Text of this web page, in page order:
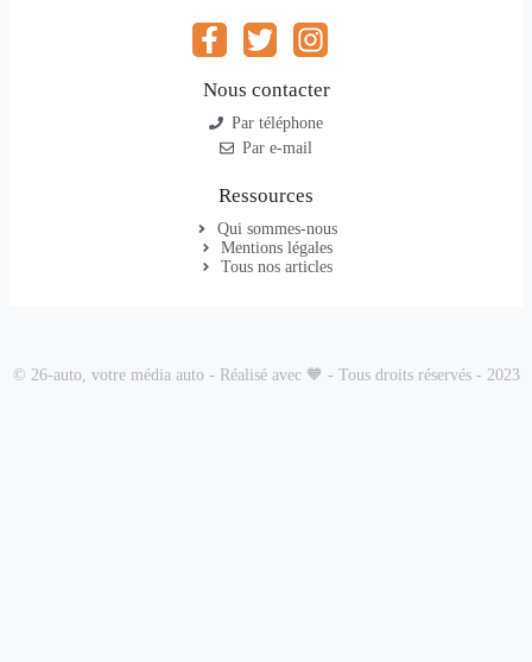
Nous contacter
Par téléphone
Par e-mail
Ressources
Qui sommes-nous
Mentions légales
Tous nos articles
© 26-auto, votre média auto - Réalisé avec 🧡 - Tous droits réservés - 2023